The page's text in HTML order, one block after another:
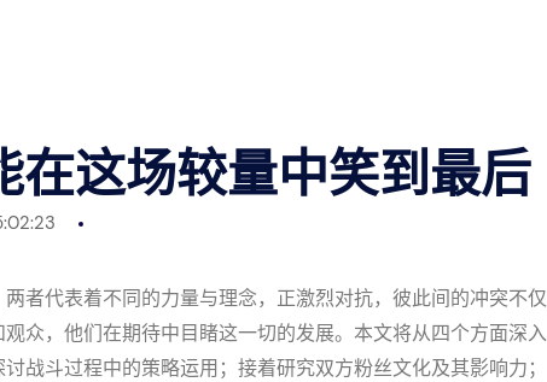
在这场较量中笑到最后
者代表着不同的力量与理念，正激烈对抗，彼此间的冲突不仅
众，他们在期待中目睹这一切的发展。本文将从四个方面深入
战斗过程中的策略运用；接着研究双方粉丝文化及其影响力；